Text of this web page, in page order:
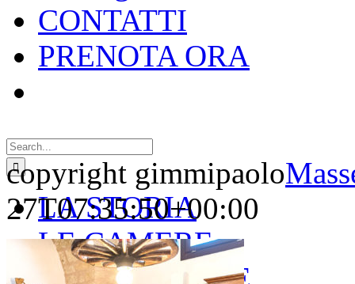
CONTATTI
PRENOTA ORA
for:
LA STORIA
LE CAMERE
copyright gimmipaolo
27T07:35:50+00:00